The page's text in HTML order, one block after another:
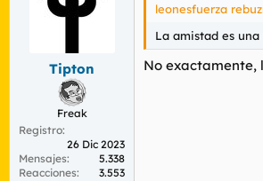
e
s
Tipton
Freak
Registro
26 Dic 2023
Mensajes
5.338
Reacciones
3.553
leonesfuerza
La amistad es
No exactamente,